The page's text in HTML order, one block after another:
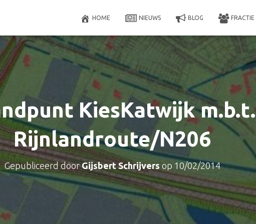
HOME NIEUWS BLOG FRACTIE
KiesKatwijk m.b.t.
Rijnlandroute/N206
Gepubliceerd doorGijsbert Schrijvers op 10/02/2014